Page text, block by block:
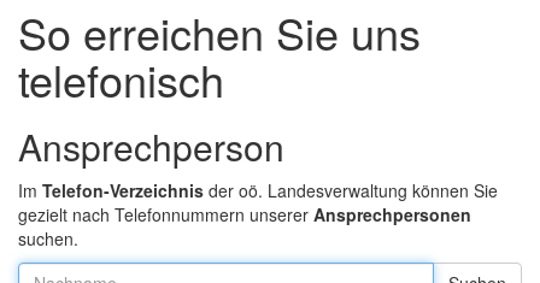
und
schließen
So erreichen Sie uns
telefonisch
Ansprechperson
Im Telefon-Verzeichnis der oö. Landesverwaltung können Sie
gezielt nach Telefonnummern unserer Ansprechpersonen
suchen.
Nachname: